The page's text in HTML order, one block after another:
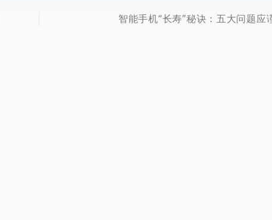
智能手机“长寿”秘诀：五大问题应